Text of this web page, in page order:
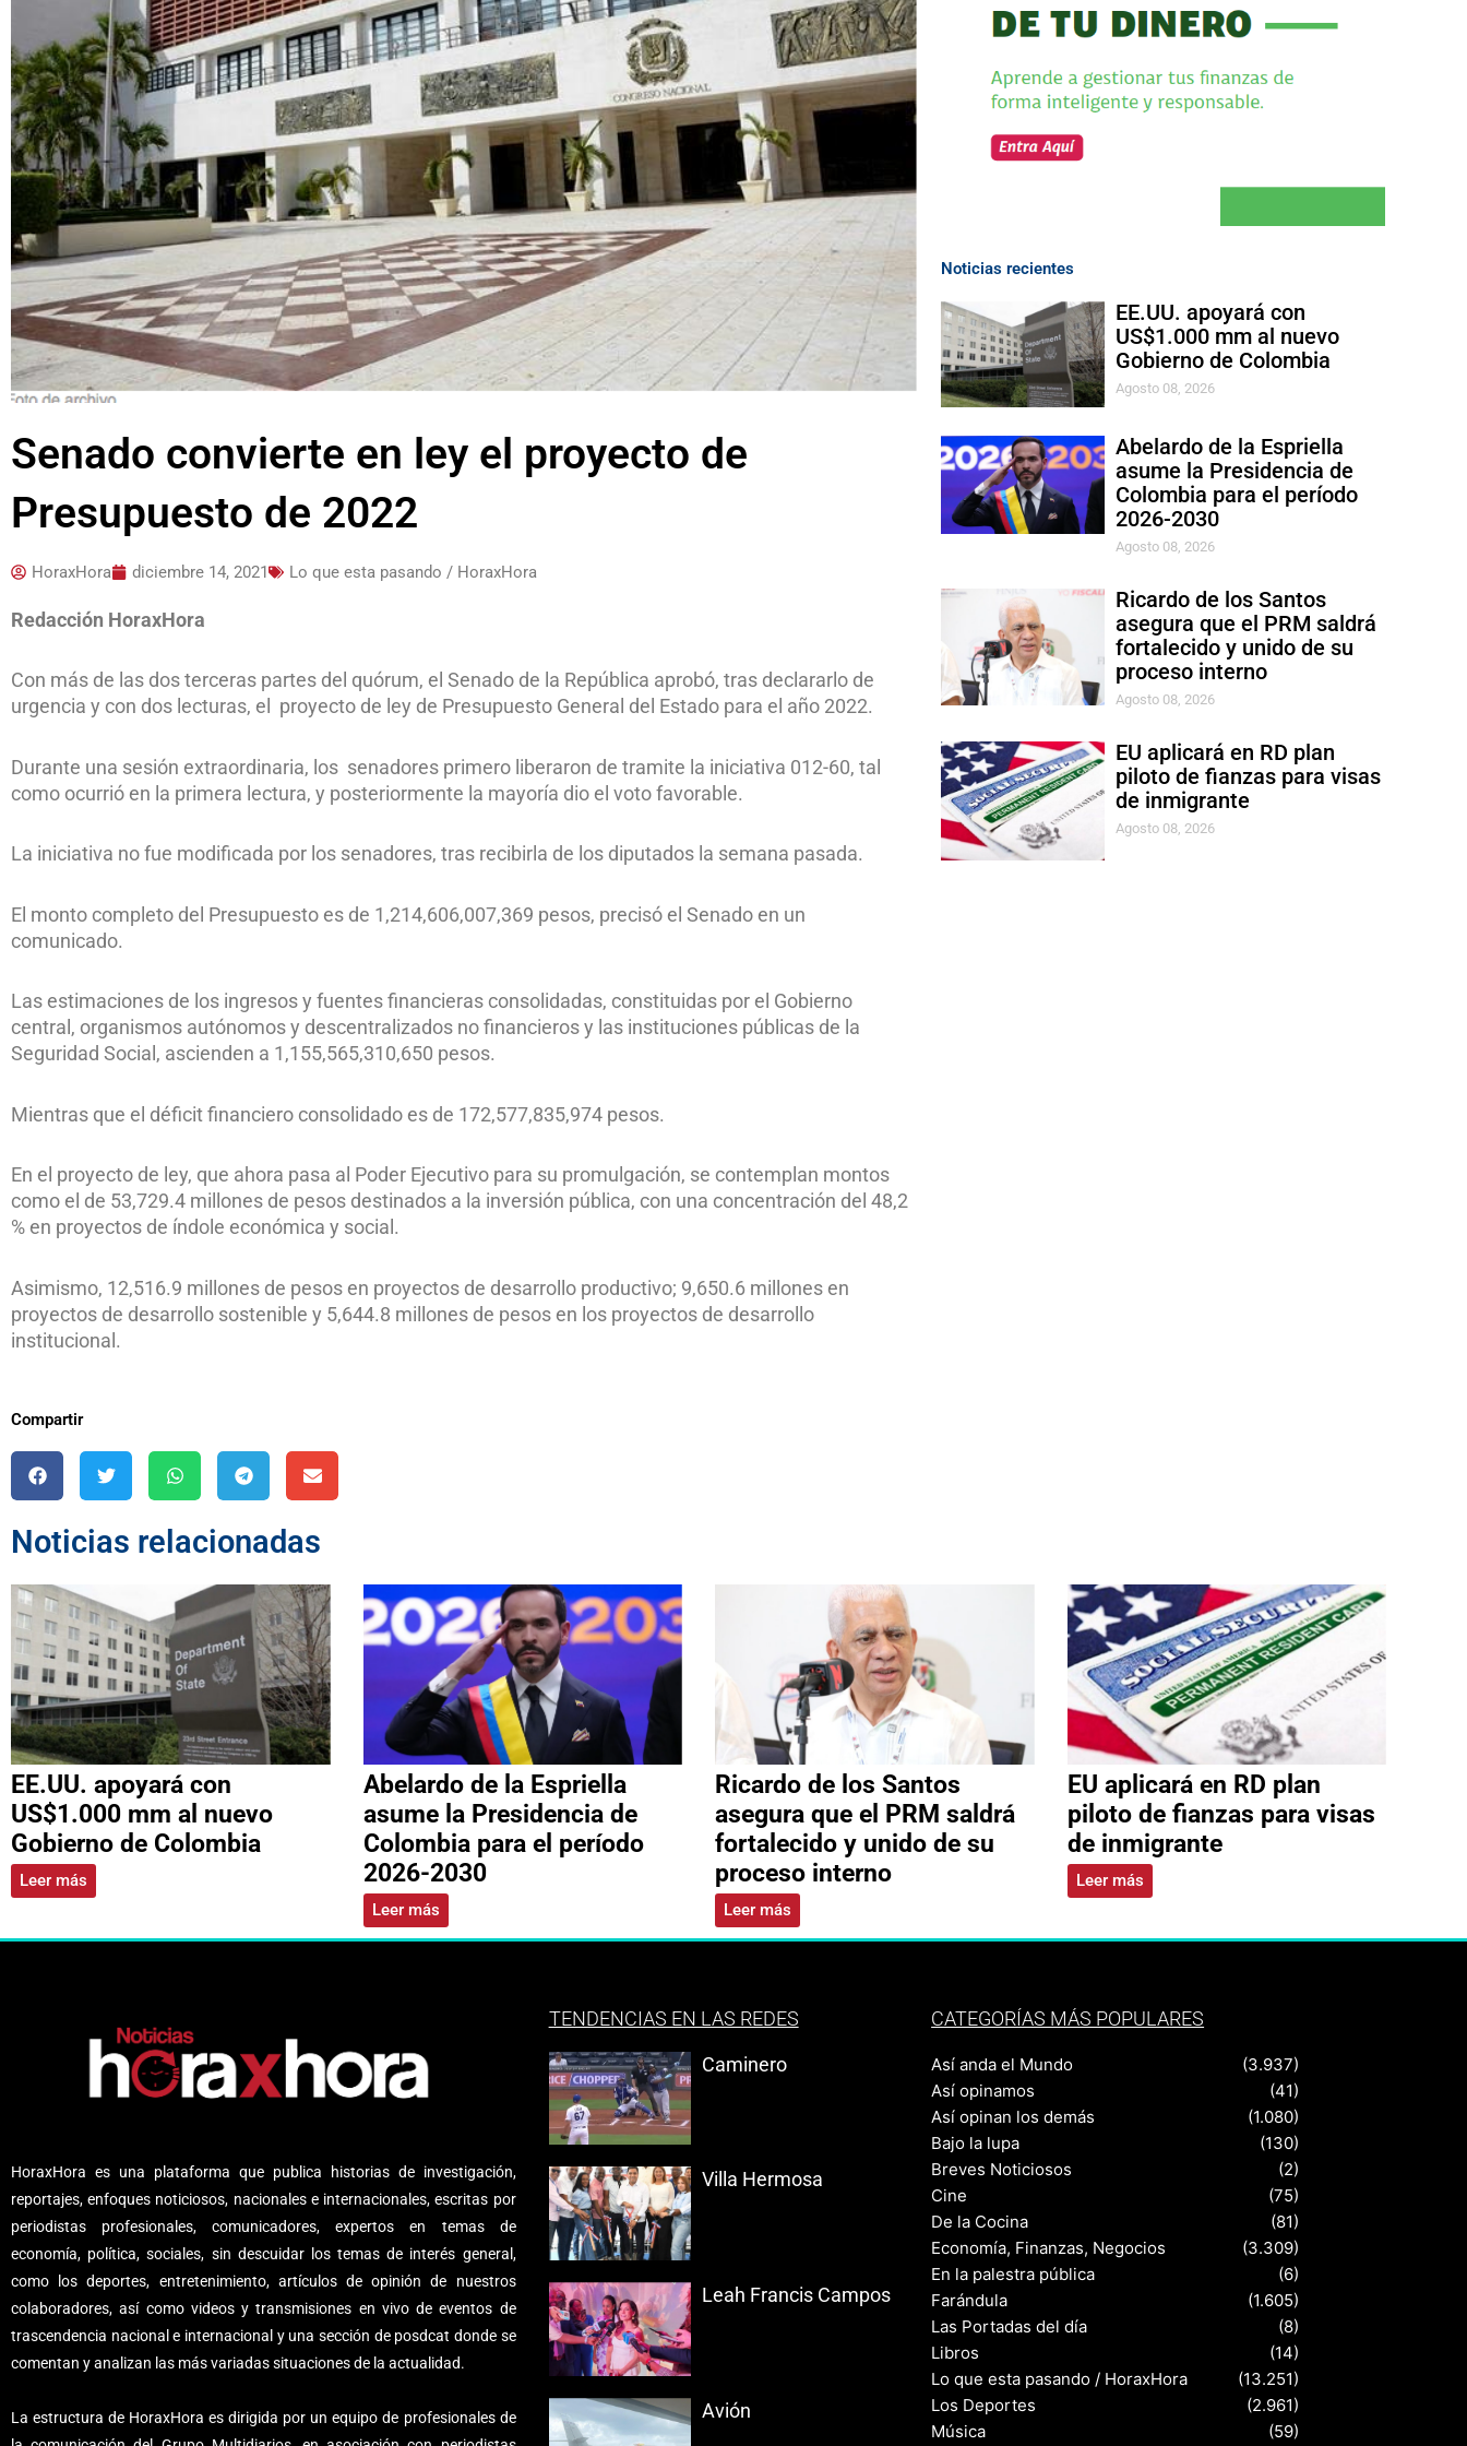
Senado convierte en ley el proyecto de
Presupuesto de 2022
HoraxHora diciembre 14, 2021 Lo que esta pasando / HoraxHora
Redacción HoraxHora
Con más de las dos terceras partes del quórum, el Senado de la República aprobó, tras declararlo de
urgencia y con dos lecturas, el proyecto de ley de Presupuesto General del Estado para el año 2022.
Durante una sesión extraordinaria, los senadores primero liberaron de tramite la iniciativa 012-60, tal
como ocurrió en la primera lectura, y posteriormente la mayoría dio el voto favorable.
La iniciativa no fue modificada por los senadores, tras recibirla de los diputados la semana pasada.
El monto completo del Presupuesto es de 1,214,606,007,369 pesos, precisó el Senado en un
comunicado.
Las estimaciones de los ingresos y fuentes financieras consolidadas, constituidas por el Gobierno
central, organismos autónomos y descentralizados no financieros y las instituciones públicas de la
Seguridad Social, ascienden a 1,155,565,310,650 pesos.
Mientras que el déficit financiero consolidado es de 172,577,835,974 pesos.
En el proyecto de ley, que ahora pasa al Poder Ejecutivo para su promulgación, se contemplan montos
como el de 53,729.4 millones de pesos destinados a la inversión pública, con una concentración del 48,2
% en proyectos de índole económica y social.
Asimismo, 12,516.9 millones de pesos en proyectos de desarrollo productivo; 9,650.6 millones en
proyectos de desarrollo sostenible y 5,644.8 millones de pesos en los proyectos de desarrollo
institucional.
Compartir
Noticias recientes
EE.UU. apoyará con
US$1.000 mm al nuevo
Gobierno de Colombia
Agosto 08, 2026
Abelardo de la Espriella
asume la Presidencia de
Colombia para el período
2026-2030
Agosto 08, 2026
Ricardo de los Santos
asegura que el PRM saldrá
fortalecido y unido de su
proceso interno
Agosto 08, 2026
EU aplicará en RD plan
piloto de fianzas para visas
de inmigrante
Agosto 08, 2026
Noticias relacionadas
EE.UU. apoyará con
US$1.000 mm al nuevo
Gobierno de Colombia
Leer más
Abelardo de la Espriella
asume la Presidencia de
Colombia para el período
2026-2030
Leer más
Ricardo de los Santos
asegura que el PRM saldrá
fortalecido y unido de su
proceso interno
Leer más
EU aplicará en RD plan
piloto de fianzas para visas
de inmigrante
Leer más
HoraxHora es una plataforma que publica historias de investigación,
reportajes, enfoques noticiosos, nacionales e internacionales, escritas por
periodistas profesionales, comunicadores, expertos en temas de
economía, política, sociales, sin descuidar los temas de interés general,
como los deportes, entretenimiento, artículos de opinión de nuestros
colaboradores, así como videos y transmisiones en vivo de eventos de
trascendencia nacional e internacional y una sección de posdcat donde se
comentan y analizan las más variadas situaciones de la actualidad.
La estructura de HoraxHora es dirigida por un equipo de profesionales de
TENDENCIAS EN LAS REDES
Caminero
Villa Hermosa
Leah Francis Campos
Avión
CATEGORÍAS MÁS POPULARES
Así anda el Mundo
(3.937)
Así opinamos
(41)
Así opinan los demás
(1.080)
Bajo la lupa
(130)
Breves Noticiosos
(2)
Cine
(75)
De la Cocina
(81)
Economía, Finanzas, Negocios
(3.309)
En la palestra pública
(6)
Farándula
(1.605)
Las Portadas del día
(8)
Libros
(14)
Lo que esta pasando / HoraxHora
(13.251)
Los Deportes
(2.961)
Música
(59)